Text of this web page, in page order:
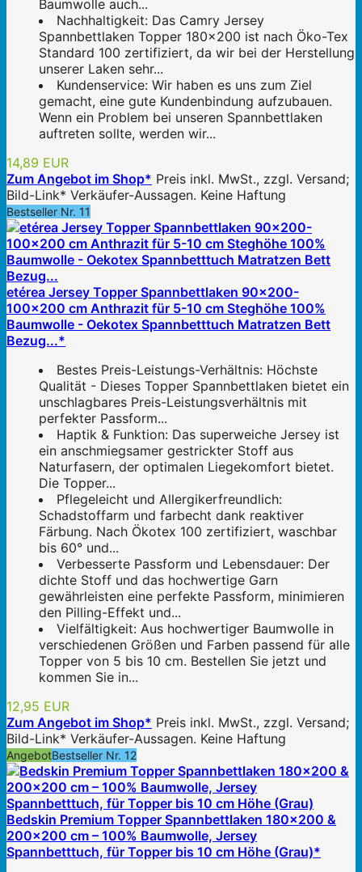
Baumwolle auch...
Nachhaltigkeit: Das Camry Jersey
Spannbettlaken Topper 180x200 ist nach Öko-Tex
Standard 100 zertifiziert, da wir bei der Herstellung
unserer Laken sehr...
Kundenservice: Wir haben es uns zum Ziel
gemacht, eine gute Kundenbindung aufzubauen.
Wenn ein Problem bei unseren Spannbettlaken
auftreten sollte, werden wir...
14,89 EUR
Zum Angebot im Shop* Preis inkl. MwSt., zzgl. Versand;
Bild-Link* Verkäufer-Aussagen. Keine Haftung
Bestseller Nr. 11
etérea Jersey Topper Spannbettlaken 90x200-
100x200 cm Anthrazit für 5-10 cm Steghöhe 100%
Baumwolle - Oekotex Spannbetttuch Matratzen Bett
Bezug...*
Bestes Preis-Leistungs-Verhältnis: Höchste
Qualität - Dieses Topper Spannbettlaken bietet ein
unschlagbares Preis-Leistungsverhältnis mit
perfekter Passform...
Haptik & Funktion: Das superweiche Jersey ist
ein anschmiegsamer gestrickter Stoff aus
Naturfasern, der optimalen Liegekomfort bietet.
Die Topper...
Pflegeleicht und Allergikerfreundlich:
Schadstoffarm und farbecht dank reaktiver
Färbung. Nach Ökotex 100 zertifiziert, waschbar
bis 60° und...
Verbesserte Passform und Lebensdauer: Der
dichte Stoff und das hochwertige Garn
gewährleisten eine perfekte Passform, minimieren
den Pilling-Effekt und...
Vielfältigkeit: Aus hochwertiger Baumwolle in
verschiedenen Größen und Farben passend für alle
Topper von 5 bis 10 cm. Bestellen Sie jetzt und
kommen Sie in...
12,95 EUR
Zum Angebot im Shop* Preis inkl. MwSt., zzgl. Versand;
Bild-Link* Verkäufer-Aussagen. Keine Haftung
AngebotBestseller Nr. 12
Bedskin Premium Topper Spannbettlaken 180x200 &
200x200 cm – 100% Baumwolle, Jersey
Spannbetttuch, für Topper bis 10 cm Höhe (Grau)*